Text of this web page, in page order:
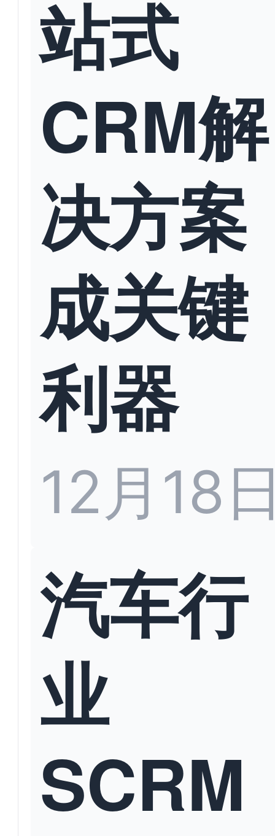
站式
CRM解
决方案
成关键
利器
12月18
汽车行
业
SCRM